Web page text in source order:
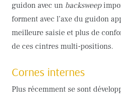
guidon avec un backsweep
forment avec l’axe du guidon
meilleure saisie et plus de
de ces cintres multi-positions.
Cornes internes
Plus récemment se sont